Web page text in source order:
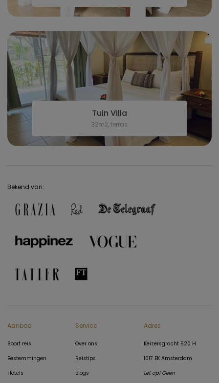
Tuin Villa
32m2, terras
Bekend van:
Aanbod
Soort reis
Bestemmingen
Hotels
Service
Over ons
Reistips
Blogs
Adres
Keizersgracht 520 H
1017 EK Amsterdam
Let op! Geen